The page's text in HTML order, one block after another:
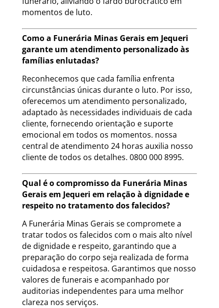
momentos de luto.
Como a Funerária Minas Gerais em Jequeri
garante um atendimento personalizado às
famílias enlutadas?
Reconhecemos que cada família enfrenta
circunstâncias únicas durante o luto. Por isso,
oferecemos um atendimento personalizado,
adaptado às necessidades individuais de cada
cliente, fornecendo orientação e suporte
emocional em todos os momentos. nossa
central de atendimento 24 horas auxilia nosso
cliente de todos os detalhes. 0800 000 8995.
Qual é o compromisso da Funerária Minas
Gerais em Jequeri em relação à dignidade e
respeito no tratamento dos falecidos?
A Funerária Minas Gerais se compromete a
tratar todos os falecidos com o mais alto nível
de dignidade e respeito, garantindo que a
preparação do corpo seja realizada de forma
cuidadosa e respeitosa. Garantimos que nosso
valores de funerais e acompanhado por
auditorias independentes para uma melhor
clareza nos serviços.